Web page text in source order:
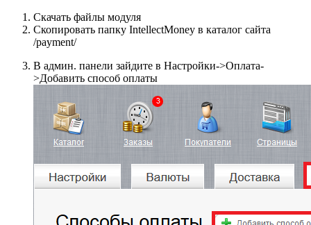
Скачать файлы модуля
Скопировать папку IntellectMoney в каталог сайта
/payment/
В админ. панели зайдите в Настройки->Оплата-
>Добавить способ оплаты